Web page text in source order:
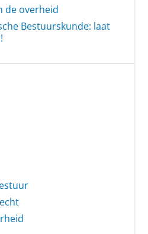
de overheid
Bestuurskunde: laat